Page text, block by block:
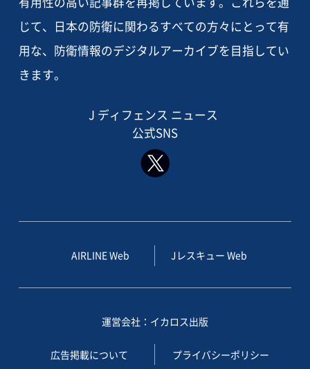
じて、日本の防衛に関わるすべての方々にとって有
用な、防衛情報のデジタルアーカイブを目指してい
きます。
J ディフェンス ニュース
公式SNS
AIRLINE Web Jレスキュー Web
運営会社：イカロス出版
広告掲載について プライバシーポリシー